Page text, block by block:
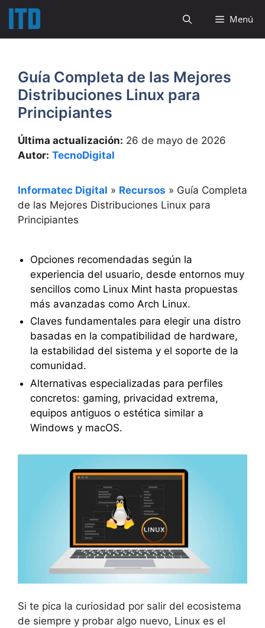
Saltar
contenido
Menú
Guía Completa de las Mejores
Distribuciones Linux para
Principiantes
Última actualización: 26 de mayo de 2026
Autor: TecnoDigital
Informatec Digital » Recursos » Guía Completa
de las Mejores Distribuciones Linux para
Principiantes
Opciones recomendadas según la
experiencia del usuario, desde entornos muy
sencillos como Linux Mint hasta propuestas
más avanzadas como Arch Linux.
Claves fundamentales para elegir una distro
basadas en la compatibilidad de hardware,
la estabilidad del sistema y el soporte de la
comunidad.
Alternativas especializadas para perfiles
concretos: gaming, privacidad extrema,
equipos antiguos o estética similar a
Windows y macOS.
Si te pica la curiosidad por salir del ecosistema
de siempre y probar algo nuevo, Linux es el